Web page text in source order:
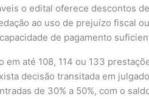
o edital oferece descontos
ao uso de prejuízo fiscal
de pagamento
até 108, 114 ou 133
decisão transitada em
de 30% a 50%, com o